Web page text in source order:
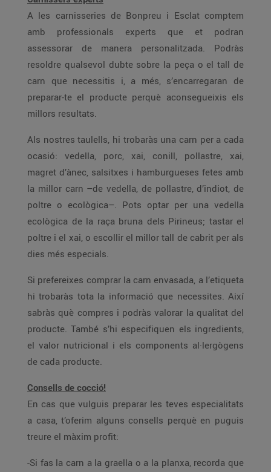
A les carnisseries de Bonpreu i Esclat comptem
amb professionals experts que et podran
assessorar de manera personalitzada. Podràs
resoldre qualsevol dubte sobre la peça o el tall de
carn que necessitis i, a més, s’encarregaran de
preparar-te el producte perquè aconsegueixis els
millors resultats.
Als nostres taulells, hi trobaràs una carn per a cada
ocasió: vedella, porc, xai, conill, pollastre, xai,
magret d’ànec, salsitxes i hamburgueses fetes amb
la millor carn –de vedella, de pollastre, d’indiot, de
poltre o ecològica–. Pots optar per una vedella
ecològica de la raça bruna dels Pirineus; tastar el
poltre i el xai, o escollir el millor tall de cabrit per als
dies més especials.
Si prefereixes comprar la carn envasada, a l’etiqueta
hi trobaràs tota la informació que necessites. Així
sabràs què compres i podràs valorar la qualitat del
producte. També s’hi especifiquen els ingredients,
el valor nutricional i els components al·lergògens
de cada producte.
Consells de cocció!
En cas que vulguis preparar les teves especialitats
a casa, t’oferim alguns consells perquè en puguis
treure el màxim profit:
-Si fas la carn a la graella o a la planxa, recorda que